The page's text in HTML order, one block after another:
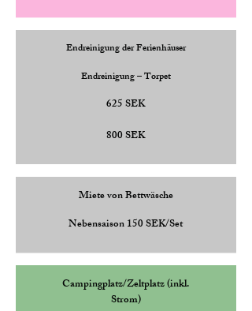
Endreinigung der Ferienhäuser
Endreinigung – Torpet
625 SEK
800 SEK
Miete von Bettwäsche
Nebensaison 150 SEK/Set
Campingplatz/Zeltplatz(inkl.
Strom)